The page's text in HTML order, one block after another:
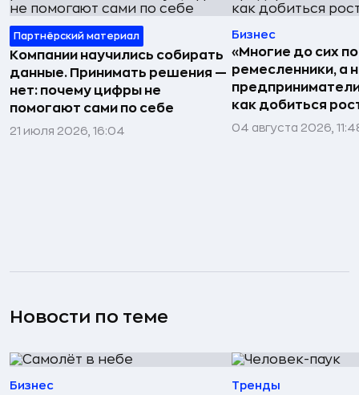
Партнёрский материал
Компании научились собирать
данные. Принимать решения —
нет: почему цифры не
помогают сами по себе
21 июля 2026, 16:04
Бизнес
«Многие до сих
ремесленники, а
как добиться
04 августа 2026,
Новости по теме
Бизнес Тренды